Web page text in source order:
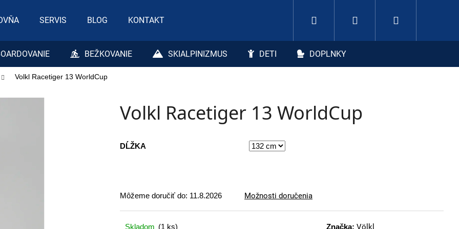
SERVIS BLOG KONTAKT Prihlásenie
BEŽKOVANIE SKIALPINIZMUS DETI DOPLNKY
Volkl Racetiger 13 WorldCup
Volkl Racetiger 13 WorldCup
DĹŽKA
Môžeme doručiť do: 11.8.2026 Možnosti doručenia
Skladom (1 ks) Značka: Völkl
potrebujete nájsť?